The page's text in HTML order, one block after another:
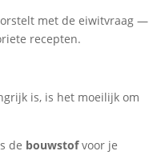
met de eiwitvraag —
recepten.
is, is het moeilijk om
de bouwstofvoor je